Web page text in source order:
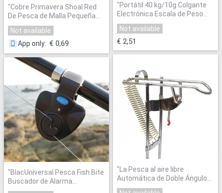
"Cobre Primavera Shoal Red
De Pesca de Malla Pequeña
Malla Beads Luminoso
Giratoria Pesca Herramientas
Not available
App only: € 0,69
"BlacUniversal Pesca Fish Bite
Buscador de Alarma
Electrónico de Alarma de
"Portátil 40 kg/10g Colgante
Electrónica Escala de Peso
Digital de Bolsillo Gancho de
Pesca envío gratis
Not available
€ 2,51
"La Pesca al aire libre
Automática de Doble Ángulo
Primavera Fish Pole Pole